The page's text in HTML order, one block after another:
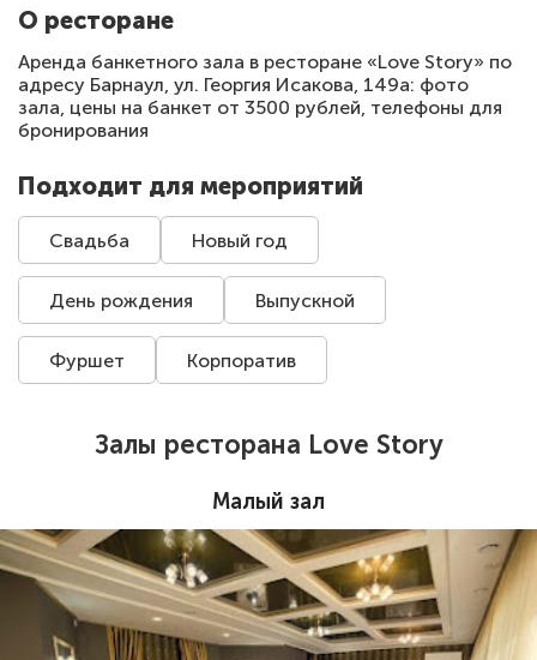
О ресторане
Аренда банкетного зала в ресторане «Love Story» по
адресу Барнаул, ул. Георгия Исакова, 149а: фото
зала, цены на банкет от 3500 рублей, телефоны для
бронирования
Подходит для мероприятий
Свадьба Новый год
День рождения Выпускной
Фуршет Корпоратив
Залы ресторана Love Story
Малый зал